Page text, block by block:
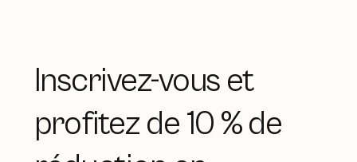
Inscrivez-vous et
profitez de 10 % de